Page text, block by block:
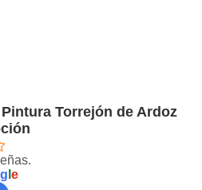
Torrejón de Ardoz
g e